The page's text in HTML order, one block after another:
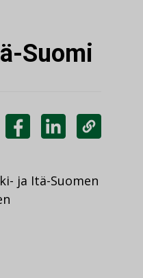
Suomi
ja Itä-Suomen